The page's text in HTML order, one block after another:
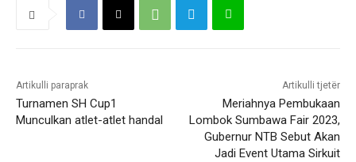
Artikulli paraprak
Turnamen SH Cup1
Munculkan atlet-atlet handal
Artikulli tjetër
Meriahnya Pembukaan
Lombok Sumbawa Fair 2023,
Gubernur NTB Sebut Akan
Jadi Event Utama Sirkuit